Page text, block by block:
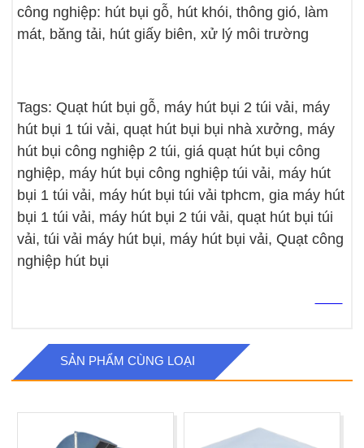
công nghiệp: hút bụi gỗ, hút khói, thông gió, làm
mát, băng tải, hút giấy biên, xử lý môi trường
Tags: Quạt hút bụi gỗ, máy hút bụi 2 túi vải, máy
hút bụi 1 túi vải, quạt hút bụi bụi nhà xưởng, máy
hút bụi công nghiệp 2 túi, giá quạt hút bụi công
nghiệp, máy hút bụi công nghiệp túi vải, máy hút
bụi 1 túi vải, máy hút bụi túi vải tphcm, gia máy hút
bụi 1 túi vải, máy hút bụi 2 túi vải, quạt hút bụi túi
vải, túi vải máy hút bụi, máy hút bụi vải, Quạt công
nghiệp hút bụi
SẢN PHẨM CÙNG LOẠI